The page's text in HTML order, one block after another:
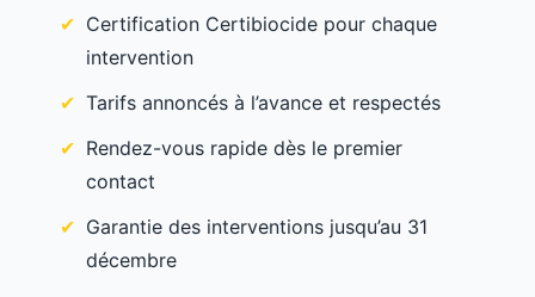
Certification Certibiocide pour chaque
intervention
Tarifs annoncés à l’avance et respectés
Rendez-vous rapide dès le premier
contact
Garantie des interventions jusqu’au 31
décembre